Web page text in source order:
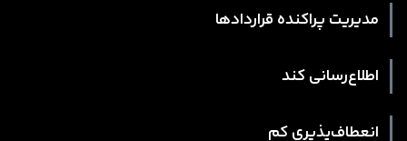
مدیریت پراکنده قراردادها
اطلاع‌رسانی کند
انعطاف‌پذیری کم